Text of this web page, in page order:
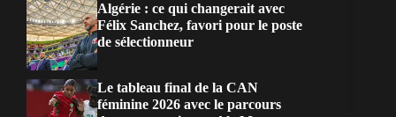
Algérie : ce qui changerait avec
Félix Sanchez, favori pour le poste
de sélectionneur
Le tableau final de la CAN
féminine 2026 avec le parcours